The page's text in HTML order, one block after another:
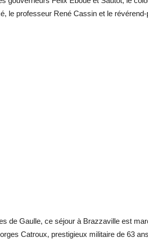
le professeur René Cassin et le
de Gaulle, ce séjour à Brazzaville est
Catroux, prestigieux militaire de 63